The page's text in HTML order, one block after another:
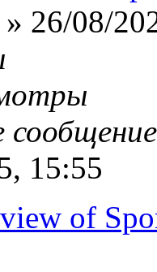
» 26/08/
15:55
of